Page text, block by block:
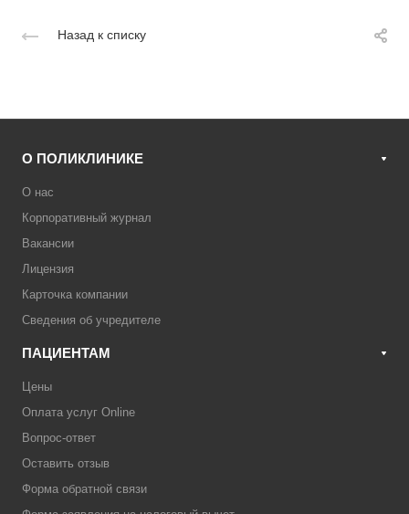
Назад к списку
О ПОЛИКЛИНИКЕ
О нас
Корпоративный журнал
Вакансии
Лицензия
Карточка компании
Сведения об учредителе
ПАЦИЕНТАМ
Цены
Оплата услуг Online
Вопрос-ответ
Оставить отзыв
Форма обратной связи